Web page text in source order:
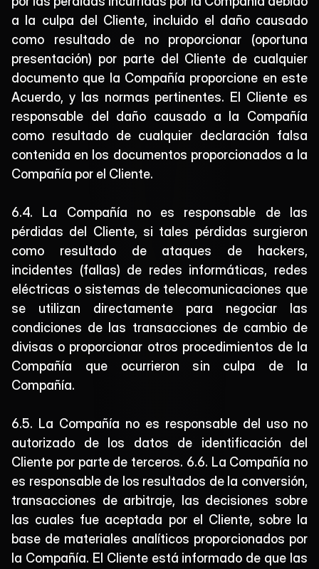
a la culpa del Cliente, incluido el daño causado
como resultado de no proporcionar (oportuna
presentación) por parte del Cliente de cualquier
documento que la Compañía proporcione en este
Acuerdo, y las normas pertinentes. El Cliente es
responsable del daño causado a la Compañía
como resultado de cualquier declaración falsa
contenida en los documentos proporcionados a la
Compañía por el Cliente.
6.4. La Compañía no es responsable de las
pérdidas del Cliente, si tales pérdidas surgieron
como resultado de ataques de hackers,
incidentes (fallas) de redes informáticas, redes
eléctricas o sistemas de telecomunicaciones que
se utilizan directamente para negociar las
condiciones de las transacciones de cambio de
divisas o proporcionar otros procedimientos de la
Compañía que ocurrieron sin culpa de la
Compañía.
6.5. La Compañía no es responsable del uso no
autorizado de los datos de identificación del
Cliente por parte de terceros. 6.6. La Compañía no
es responsable de los resultados de la conversión,
transacciones de arbitraje, las decisiones sobre
las cuales fue aceptada por el Cliente, sobre la
base de materiales analíticos proporcionados por
la Compañía. El Cliente está informado de que las